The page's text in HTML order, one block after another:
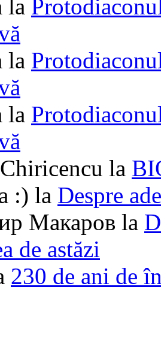
la
la
la
la
:) la Despre
Макаров la
de astăzi
230 de ani de